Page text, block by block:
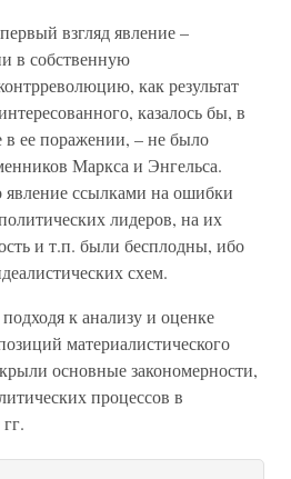
взгляд явление –
в собственную
как результат
казалось бы, в
ее поражении, – не было
Маркса и Энгельса.
ссылками на ошибки
лидеров, на их
и т.п. были бесплодны, ибо
схем.
к анализу и оценке
материалистического
основные закономерности,
процессов в